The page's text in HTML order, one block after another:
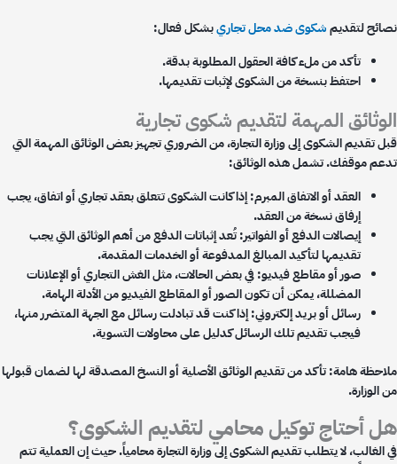
لتقديمشكوى ضد محل تجاريبشكل فعال:
تأكد من ملء كافة الحقول المطلوبة بدقة.
احتفظ بنسخة من الشكوى لإثبات تقديمها.
المهمة لتقديم شكوى تجارية
تقديم الشكوى إلى وزارة التجارة، من الضروري تجهيز بعض الوثائق المهمة التي
موقفك. تشمل هذه الوثائق:
العقد أو الاتفاق المبرم: إذا كانت الشكوى تتعلق بعقد تجاري أو اتفاق، يجب
إرفاق نسخة من العقد.
إيصالات الدفع أو الفواتير: تُعد إثباتات الدفع من أهم الوثائق التي يجب
تقديمها لتأكيد المبالغ المدفوعة أو الخدمات المقدمة.
صور أو مقاطع فيديو: في بعض الحالات، مثل الغش التجاري أو الإعلانات
المضللة، يمكن أن تكون الصور أو المقاطع الفيديو من الأدلة الهامة.
رسائل أو بريد إلكتروني: إذا كنت قد تبادلت رسائل مع الجهة المتضرر منها،
فيجب تقديم تلك الرسائل كدليل على محاولات التسوية.
هامة: تأكد من تقديم الوثائق الأصلية أو النسخ المصدقة لها لضمان قبولها
أحتاج توكيل محامي لتقديم الشكوى؟
الغالب، لا يتطلب تقديم الشكوى إلى وزارة التجارة محامياً. حيث إن العملية تتم